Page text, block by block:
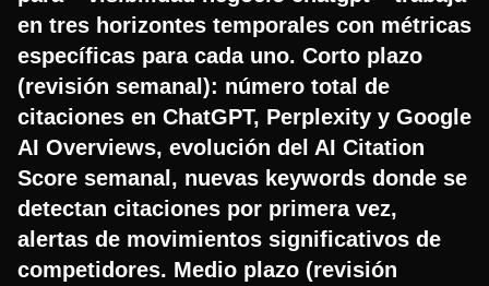
en tres horizontes temporales con métricas
específicas para cada uno. Corto plazo
(revisión semanal): número total de
citaciones en ChatGPT, Perplexity y Google
AI Overviews, evolución del AI Citation
Score semanal, nuevas keywords donde se
detectan citaciones por primera vez,
alertas de movimientos significativos de
competidores. Medio plazo (revisión